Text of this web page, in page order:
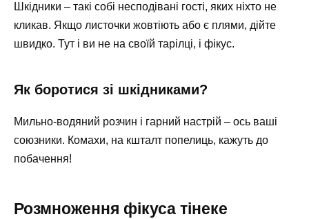
Шкідники – такі собі несподівані гості, яких ніхто не
кликав. Якщо листочки жовтіють або є плями, дійте
швидко. Тут і ви не на своїй тарілці, і фікус.
Як боротися зі шкідниками?
Мильно-водяний розчин і гарний настрій – ось ваші
союзники. Комахи, на кшталт попелиць, кажуть до
побачення!
Розмноження фікуса тінеке